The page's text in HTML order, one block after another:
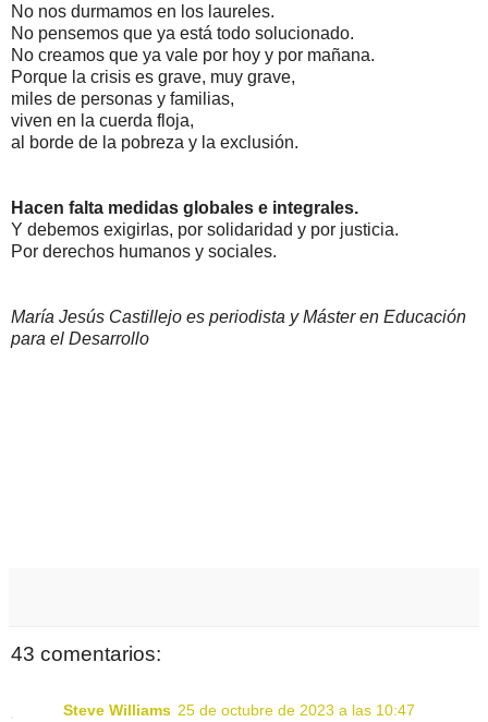
No nos durmamos en los laureles.
No pensemos que ya está todo solucionado.
No creamos que ya vale por hoy y por mañana.
Porque la crisis es grave, muy grave,
miles de personas y familias,
viven en la cuerda floja,
al borde de la pobreza y la exclusión.
Hacen falta medidas globales e integrales.
Y debemos exigirlas, por solidaridad y por justicia.
Por derechos humanos y sociales.
María Jesús Castillejo es periodista y Máster en Educación
para el Desarrollo
43 comentarios:
Steve Williams 25 de octubre de 2023 a las 10:47